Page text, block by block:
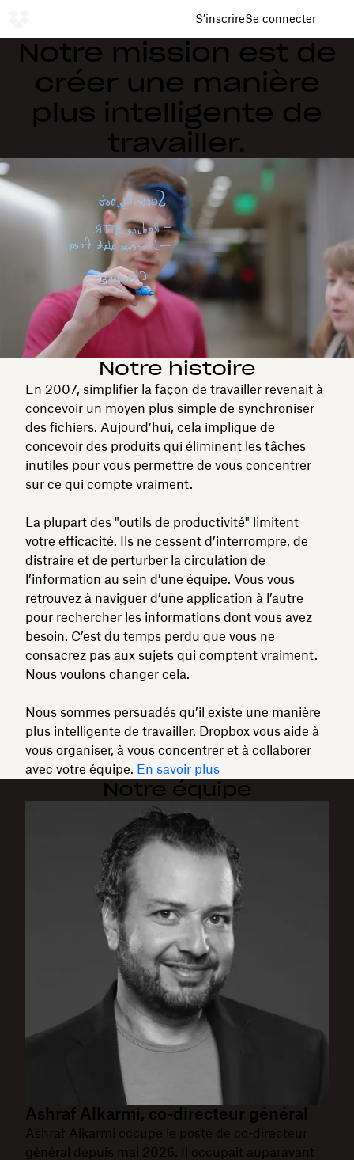
S’inscrireSe connecter
Notre mission est de
créer une manière
plus intelligente de
travailler.
Notre histoire
En 2007, simplifier la façon de travailler revenait à
concevoir un moyen plus simple de synchroniser
des fichiers. Aujourd’hui, cela implique de
concevoir des produits qui éliminent les tâches
inutiles pour vous permettre de vous concentrer
sur ce qui compte vraiment.
La plupart des "outils de productivité" limitent
votre efficacité. Ils ne cessent d’interrompre, de
distraire et de perturber la circulation de
l’information au sein d’une équipe. Vous vous
retrouvez à naviguer d’une application à l’autre
pour rechercher les informations dont vous avez
besoin. C’est du temps perdu que vous ne
consacrez pas aux sujets qui comptent vraiment.
Nous voulons changer cela.
Nous sommes persuadés qu’il existe une manière
plus intelligente de travailler. Dropbox vous aide à
vous organiser, à vous concentrer et à collaborer
avec votre équipe. En savoir plus
Notre équipe
Ashraf Alkarmi, co-directeur général
Ashraf Alkarmi occupe le poste de co-directeur
général depuis mai 2026. Il occupait auparavant